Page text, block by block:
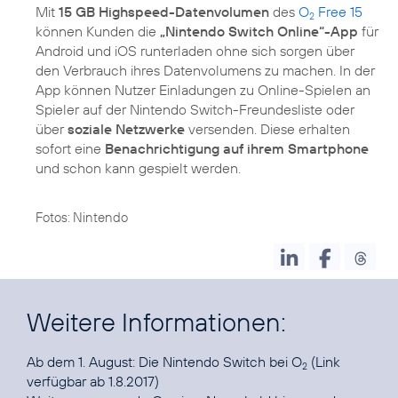
Mit 15 GB Highspeed-Datenvolumen des O2 Free 15
können Kunden die „Nintendo Switch Online“-App für
Android und iOS runterladen ohne sich sorgen über
den Verbrauch ihres Datenvolumens zu machen. In der
App können Nutzer Einladungen zu Online-Spielen an
Spieler auf der Nintendo Switch-Freundesliste oder
übersoziale Netzwerke versenden. Diese erhalten
sofort eine Benachrichtigung auf ihrem Smartphone
und schon kann gespielt werden.
Fotos: Nintendo
Weitere Informationen:
Ab dem 1. August: Die Nintendo Switch bei O2 (Link
verfügbar ab 1.8.2017)